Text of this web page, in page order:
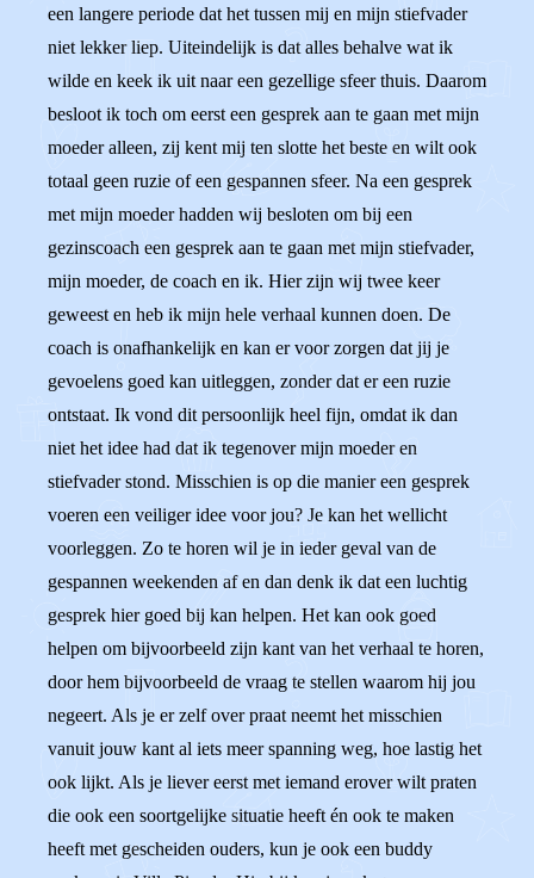
een langere periode dat het tussen mij en mijn stiefvader
niet lekker liep. Uiteindelijk is dat alles behalve wat ik
wilde en keek ik uit naar een gezellige sfeer thuis. Daarom
besloot ik toch om eerst een gesprek aan te gaan met mijn
moeder alleen, zij kent mij ten slotte het beste en wilt ook
totaal geen ruzie of een gespannen sfeer. Na een gesprek
met mijn moeder hadden wij besloten om bij een
gezinscoach een gesprek aan te gaan met mijn stiefvader,
mijn moeder, de coach en ik. Hier zijn wij twee keer
geweest en heb ik mijn hele verhaal kunnen doen. De
coach is onafhankelijk en kan er voor zorgen dat jij je
gevoelens goed kan uitleggen, zonder dat er een ruzie
ontstaat. Ik vond dit persoonlijk heel fijn, omdat ik dan
niet het idee had dat ik tegenover mijn moeder en
stiefvader stond. Misschien is op die manier een gesprek
voeren een veiliger idee voor jou? Je kan het wellicht
voorleggen. Zo te horen wil je in ieder geval van de
gespannen weekenden af en dan denk ik dat een luchtig
gesprek hier goed bij kan helpen. Het kan ook goed
helpen om bijvoorbeeld zijn kant van het verhaal te horen,
door hem bijvoorbeeld de vraag te stellen waarom hij jou
negeert. Als je er zelf over praat neemt het misschien
vanuit jouw kant al iets meer spanning weg, hoe lastig het
ook lijkt. Als je liever eerst met iemand erover wilt praten
die ook een soortgelijke situatie heeft én ook te maken
heeft met gescheiden ouders, kun je ook een buddy